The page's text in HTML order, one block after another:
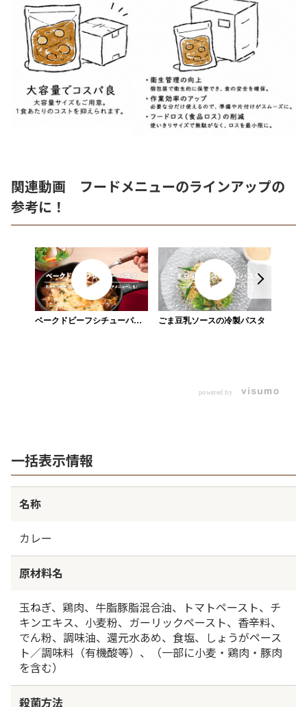
関連動画 フードメニューのラインアップの
参考に！
ベークドビーフシチューパス
ごま豆乳ソースの冷製パスタ
powered by
一括表示情報
名称
カレー
原材料名
玉ねぎ、鶏肉、牛脂豚脂混合油、トマトペースト、チ
キンエキス、小麦粉、ガーリックペースト、香辛料、
でん粉、調味油、還元水あめ、食塩、しょうがペース
ト／調味料（有機酸等）、（一部に小麦・鶏肉・豚肉
を含む）
殺菌方法